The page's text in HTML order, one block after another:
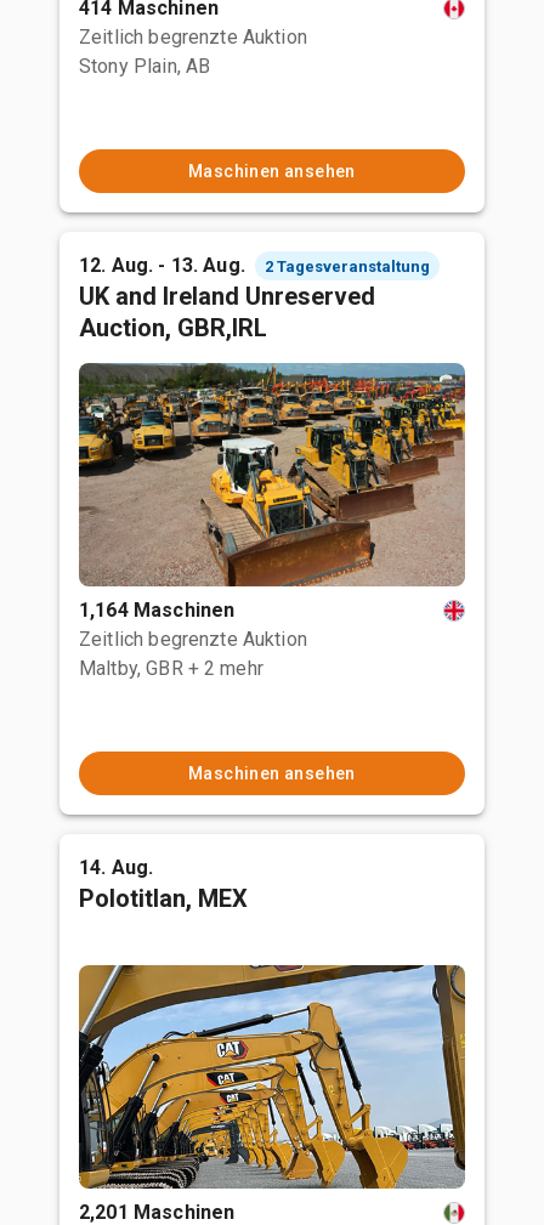
414 Maschinen
Zeitlich begrenzte Auktion
Stony Plain, AB
Maschinen ansehen
12. Aug. - 13. Aug. 2 Tagesveranstaltung
UK and Ireland Unreserved
Auction, GBR,IRL
1,164 Maschinen
Zeitlich begrenzte Auktion
Maltby, GBR + 2 mehr
Maschinen ansehen
14. Aug.
Polotitlan, MEX
2,201 Maschinen